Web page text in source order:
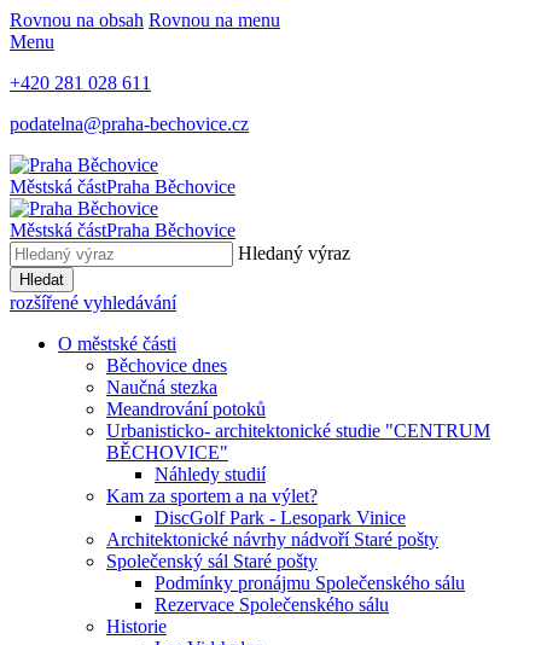
Rovnou na obsah Rovnou na menu
Menu
+420 281 028 611
podatelna@praha-bechovice.cz
Městská částPraha Běchovice
Městská částPraha Běchovice
Hledaný výraz
Hledat
rozšířené vyhledávání
O městské části
Běchovice dnes
Naučná stezka
Meandrování potoků
Urbanisticko- architektonické studie "CENTRUM
BĚCHOVICE"
Náhledy studií
Kam za sportem a na výlet?
DiscGolf Park - Lesopark Vinice
Architektonické návrhy nádvoří Staré pošty
Společenský sál Staré pošty
Podmínky pronájmu Společenského sálu
Rezervace Společenského sálu
Historie